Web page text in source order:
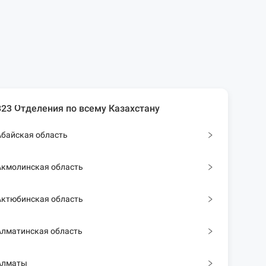
Отделения по всему Казахстану
область
область
область
область